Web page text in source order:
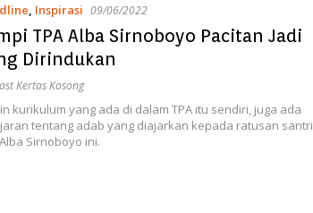
, Inspirasi 09/06/2022
TPA Alba Sirnoboyo Pacitan Jadi
Dirindukan
Kertas Kosong
kurikulum yang ada di dalam TPA itu sendiri, juga ada
tentang adab yang diajarkan kepada ratusan santri
Sirnoboyo ini.